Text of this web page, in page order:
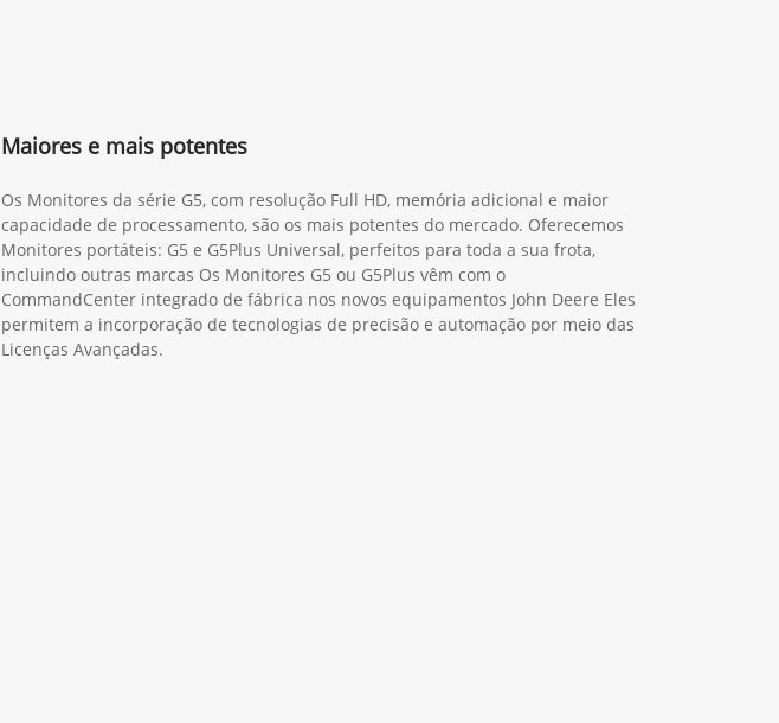
Maiores e mais potentes
Os Monitores da série G5, com resolução Full HD, memória adicional e maior
capacidade de processamento, são os mais potentes do mercado. Oferecemos
Monitores portáteis: G5 e G5Plus Universal, perfeitos para toda a sua frota,
incluindo outras marcas Os Monitores G5 ou G5Plus vêm com o
CommandCenter integrado de fábrica nos novos equipamentos John Deere Eles
permitem a incorporação de tecnologias de precisão e automação por meio das
Licenças Avançadas.